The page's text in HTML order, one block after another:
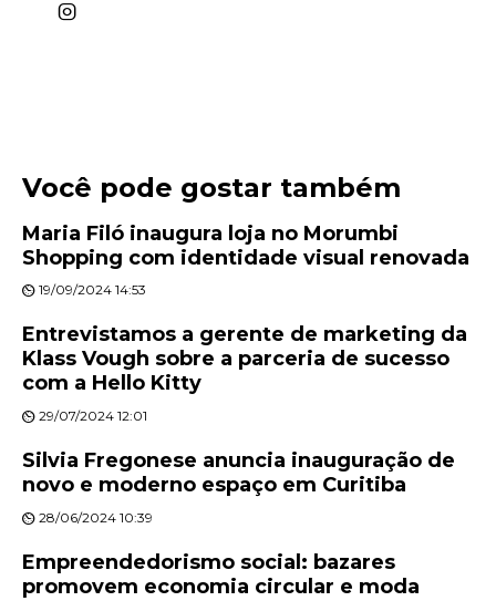
Você pode gostar também
Maria Filó inaugura loja no Morumbi
Shopping com identidade visual renovada
19/09/2024 14:53
Entrevistamos a gerente de marketing da
Klass Vough sobre a parceria de sucesso
com a Hello Kitty
29/07/2024 12:01
Silvia Fregonese anuncia inauguração de
novo e moderno espaço em Curitiba
28/06/2024 10:39
Empreendedorismo social: bazares
promovem economia circular e moda